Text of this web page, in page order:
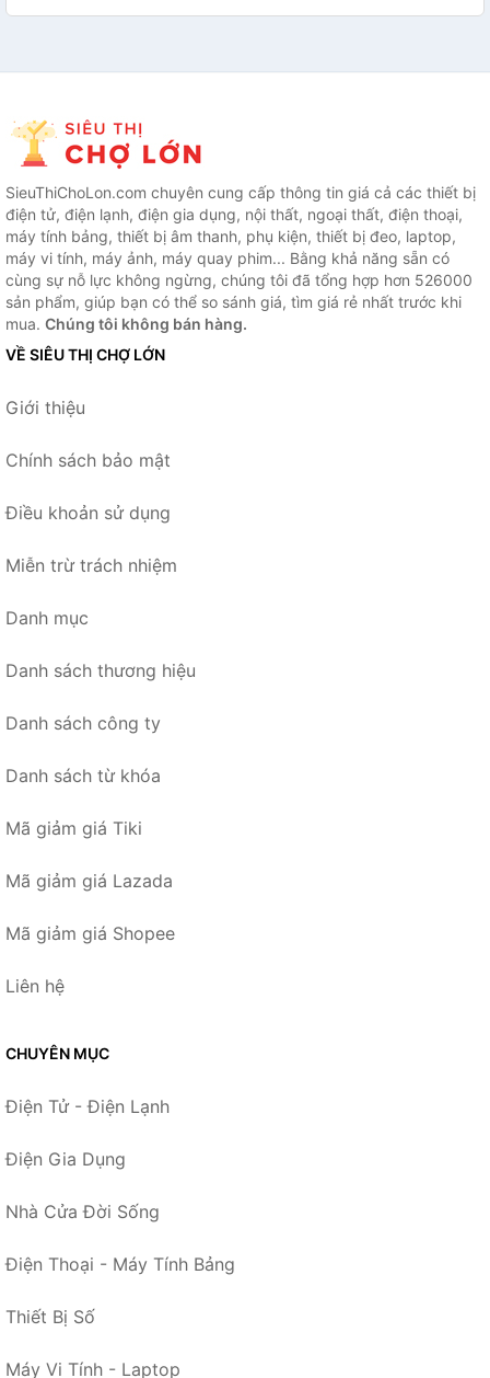
SieuThiChoLon.com chuyên cung cấp thông tin giá cả các thiết bị
điện tử, điện lạnh, điện gia dụng, nội thất, ngoại thất, điện thoại,
máy tính bảng, thiết bị âm thanh, phụ kiện, thiết bị đeo, laptop,
máy vi tính, máy ảnh, máy quay phim... Bằng khả năng sẵn có
cùng sự nỗ lực không ngừng, chúng tôi đã tổng hợp hơn 526000
sản phẩm, giúp bạn có thể so sánh giá, tìm giá rẻ nhất trước khi
mua. Chúng tôi không bán hàng.
VỀ SIÊU THỊ CHỢ LỚN
Giới thiệu
Chính sách bảo mật
Điều khoản sử dụng
Miễn trừ trách nhiệm
Danh mục
Danh sách thương hiệu
Danh sách công ty
Danh sách từ khóa
Mã giảm giá Tiki
Mã giảm giá Lazada
Mã giảm giá Shopee
Liên hệ
CHUYÊN MỤC
Điện Tử - Điện Lạnh
Điện Gia Dụng
Nhà Cửa Đời Sống
Điện Thoại - Máy Tính Bảng
Thiết Bị Số
Máy Vi Tính - Laptop